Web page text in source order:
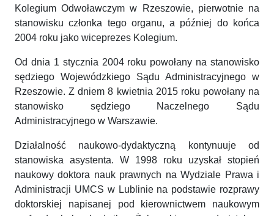
Kolegium Odwoławczym w Rzeszowie, pierwotnie na
stanowisku członka tego organu, a później do końca
2004 roku jako wiceprezes Kolegium.
Od dnia 1 stycznia 2004 roku powołany na stanowisko
sędziego Wojewódzkiego Sądu Administracyjnego w
Rzeszowie. Z dniem 8 kwietnia 2015 roku powołany na
stanowisko sędziego Naczelnego Sądu
Administracyjnego w Warszawie.
Działalność naukowo-dydaktyczną kontynuuje od
stanowiska asystenta. W 1998 roku uzyskał stopień
naukowy doktora nauk prawnych na Wydziale Prawa i
Administracji UMCS w Lublinie na podstawie rozprawy
doktorskiej napisanej pod kierownictwem naukowym